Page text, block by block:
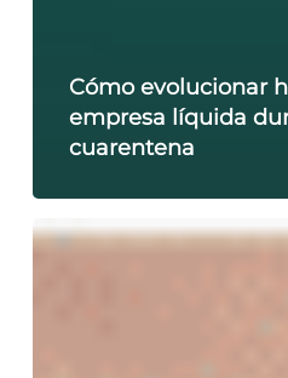
Cómo evolucionar
empresa líquida
cuarentena